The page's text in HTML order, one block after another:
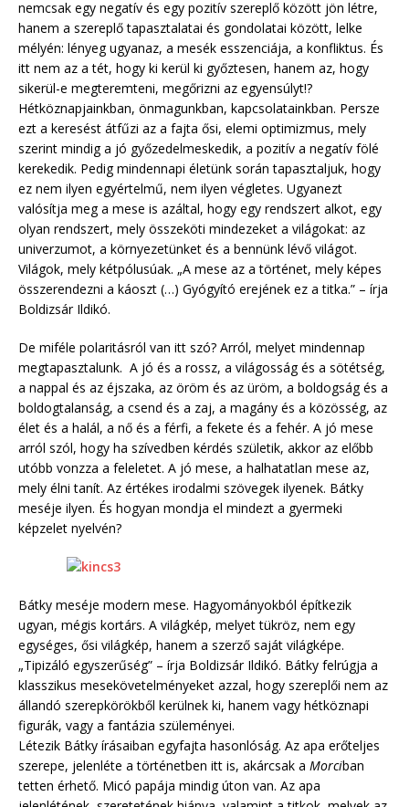
nemcsak egy negatív és egy pozitív szereplő között jön létre,
hanem a szereplő tapasztalatai és gondolatai között, lelke
mélyén: lényeg ugyanaz, a mesék esszenciája, a konfliktus. És
itt nem az a tét, hogy ki kerül ki győztesen, hanem az, hogy
sikerül-e megteremteni, megőrizni az egyensúlyt!?
Hétköznapjainkban, önmagunkban, kapcsolatainkban. Persze
ezt a keresést átfűzi az a fajta ősi, elemi optimizmus, mely
szerint mindig a jó győzedelmeskedik, a pozitív a negatív fölé
kerekedik. Pedig mindennapi életünk során tapasztaljuk, hogy
ez nem ilyen egyértelmű, nem ilyen végletes. Ugyanezt
valósítja meg a mese is azáltal, hogy egy rendszert alkot, egy
olyan rendszert, mely összeköti mindezeket a világokat: az
univerzumot, a környezetünket és a bennünk lévő világot.
Világok, mely kétpólusúak. „A mese az a történet, mely képes
összerendezni a káoszt (…) Gyógyító erejének ez a titka.” – írja
Boldizsár Ildikó.
De miféle polaritásról van itt szó? Arról, melyet mindennap
megtapasztalunk. A jó és a rossz, a világosság és a sötétség,
a nappal és az éjszaka, az öröm és az üröm, a boldogság és a
boldogtalanság, a csend és a zaj, a magány és a közösség, az
élet és a halál, a nő és a férfi, a fekete és a fehér. A jó mese
arról szól, hogy ha szívedben kérdés születik, akkor az előbb
utóbb vonzza a feleletet. A jó mese, a halhatatlan mese az,
mely élni tanít. Az értékes irodalmi szövegek ilyenek. Bátky
meséje ilyen. És hogyan mondja el mindezt a gyermeki
képzelet nyelvén?
Bátky meséje modern mese. Hagyományokból építkezik
ugyan, mégis kortárs. A világkép, melyet tükröz, nem egy
egységes, ősi világkép, hanem a szerző saját világképe.
„Tipizáló egyszerűség” – írja Boldizsár Ildikó. Bátky felrúgja a
klasszikus mesekövetelményeket azzal, hogy szereplői nem az
állandó szerepkörökből kerülnek ki, hanem vagy hétköznapi
figurák, vagy a fantázia szüleményei.
Létezik Bátky írásaiban egyfajta hasonlóság. Az apa erőteljes
szerepe, jelenléte a történetben itt is, akárcsak a Morciban
tetten érhető. Micó papája mindig úton van. Az apa